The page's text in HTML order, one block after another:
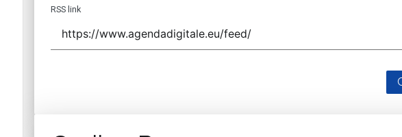
RSS link